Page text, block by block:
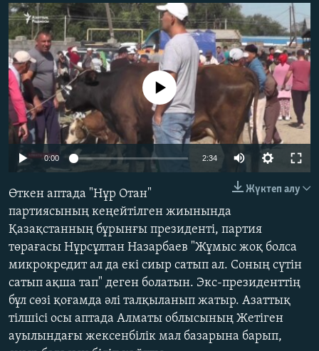
АРНАЙЫ ЖОБАЛАР
Русский
ЖАЗЫЛЫҢЫЗ
Басқа тілдерде
No media source currently available
0:00 2:34
Жүктеп алу
Өткен аптада "Нұр Отан"
партиясының кеңейтілген жиынында
Қазақстанның бұрынғы президенті, партия
төрағасы Нұрсұлтан Назарбаев "Жұмыс жоқ болса
микрокредит ал да екі сиыр сатып ал. Соның сүтін
сатып ақша тап" деген болатын. Экс-президенттің
бұл сөзі қоғамда әлі талқыланып жатыр. Азаттық
тілшісі осы аптада Алматы облысының Жетіген
ауылындағы жексенбілік мал базарына барып,